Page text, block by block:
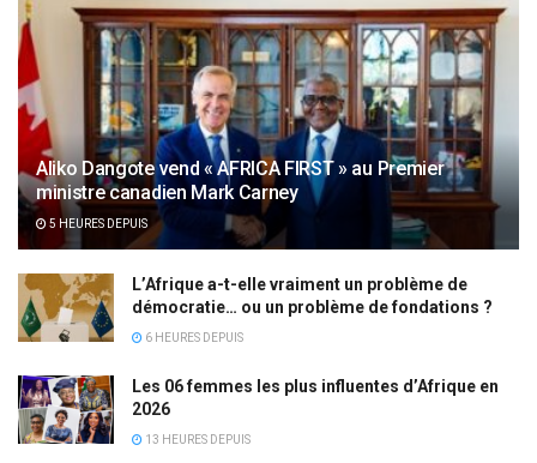
Aliko Dangote vend « AFRICA FIRST » au Premier
ministre canadien Mark Carney
5 HEURES DEPUIS
L’Afrique a-t-elle vraiment un problème de
démocratie… ou un problème de fondations ?
6 HEURES DEPUIS
Les 06 femmes les plus influentes d’Afrique en
2026
13 HEURES DEPUIS